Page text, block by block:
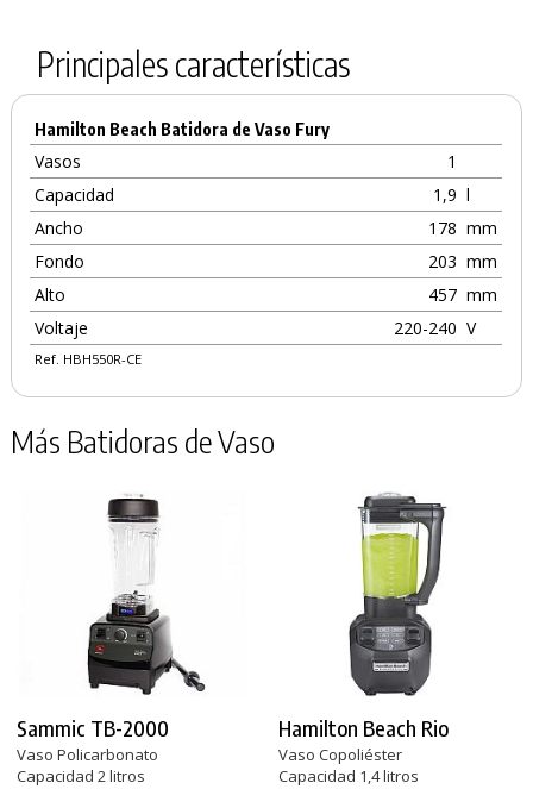
Principales características
Hamilton Beach Batidora de Vaso Fury
Vasos
1
Capacidad
1,9 l
Ancho
178 mm
Fondo
203 mm
Alto
457 mm
Voltaje
220-240 V
Ref. HBH550R-CE
Más Batidoras de Vaso
Sammic TB-2000
Vaso Policarbonato
Capacidad 2 litros
Hamilton Beach Rio
Vaso Copoliéster
Capacidad 1,4 litros